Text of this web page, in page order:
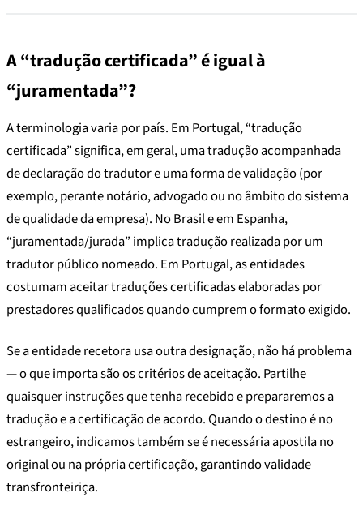
A “tradução certificada” é igual à
“juramentada”?
A terminologia varia por país. Em Portugal, “tradução
certificada” significa, em geral, uma tradução acompanhada
de declaração do tradutor e uma forma de validação (por
exemplo, perante notário, advogado ou no âmbito do sistema
de qualidade da empresa). No Brasil e em Espanha,
“juramentada/jurada” implica tradução realizada por um
tradutor público nomeado. Em Portugal, as entidades
costumam aceitar traduções certificadas elaboradas por
prestadores qualificados quando cumprem o formato exigido.
Se a entidade recetora usa outra designação, não há problema
— o que importa são os critérios de aceitação. Partilhe
quaisquer instruções que tenha recebido e prepararemos a
tradução e a certificação de acordo. Quando o destino é no
estrangeiro, indicamos também se é necessária apostila no
original ou na própria certificação, garantindo validade
transfronteiriça.